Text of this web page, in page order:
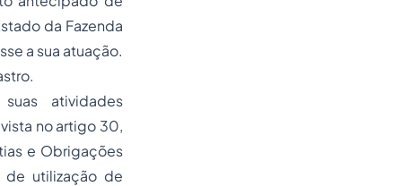
da Fazenda
a sua atuação.
atividades
no artigo 30,
e Obrigações
utilização de